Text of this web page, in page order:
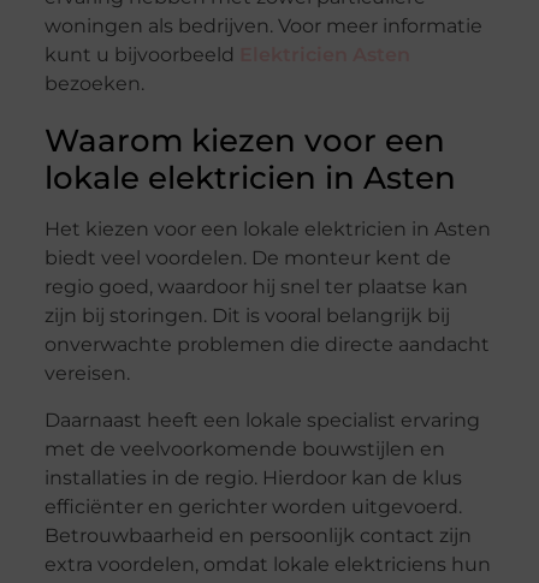
woningen als bedrijven. Voor meer informatie
kunt u bijvoorbeeld
bezoeken.
Waarom kiezen voor een
lokale elektricien in Asten
Het kiezen voor een lokale elektricien in Asten
biedt veel voordelen. De monteur kent de
regio goed, waardoor hij snel ter plaatse kan
zijn bij storingen. Dit is vooral belangrijk bij
onverwachte problemen die directe aandacht
vereisen.
Daarnaast heeft een lokale specialist ervaring
met de veelvoorkomende bouwstijlen en
installaties in de regio. Hierdoor kan de klus
efficiënter en gerichter worden uitgevoerd.
Betrouwbaarheid en persoonlijk contact zijn
extra voordelen, omdat lokale elektriciens hun